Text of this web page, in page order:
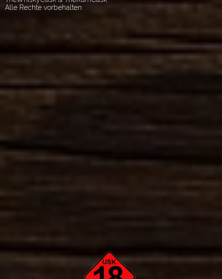
Alle Rechte vorbehalten.